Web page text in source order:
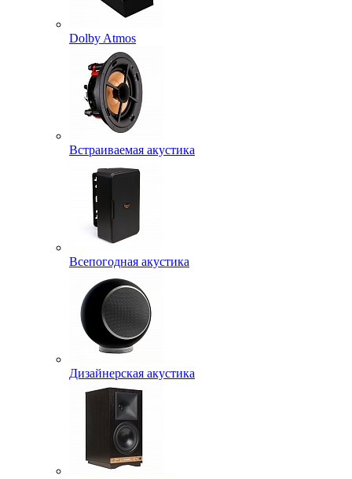
Dolby Atmos
Встраиваемая акустика
Всепогодная акустика
Дизайнерская акустика